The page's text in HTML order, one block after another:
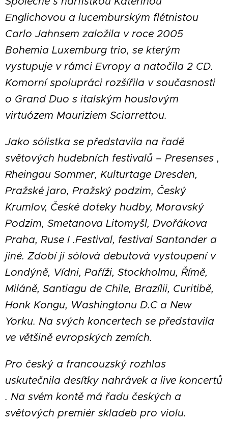
Englichovou a lucemburským flétnistou
Carlo Jahnsem založila v roce 2005
Bohemia Luxemburg trio, se kterým
vystupuje v rámci Evropy a natočila 2 CD.
Komorní spolupráci rozšířila v současnosti
o Grand Duo s italským houslovým
virtuózem Mauriziem Sciarrettou.
Jako sólistka se představila na řadě
světových hudebních festivalů – Presenses ,
Rheingau Sommer, Kulturtage Dresden,
Pražské jaro, Pražský podzim, Český
Krumlov, České doteky hudby, Moravský
Podzim, Smetanova Litomyšl, Dvořákova
Praha, Ruse I .Festival, festival Santander a
jiné. Zdobí ji sólová debutová vystoupení v
Londýně, Vídni, Paříži, Stockholmu, Římě,
Miláně, Santiagu de Chile, Brazílii, Curitibě,
Honk Kongu, Washingtonu D.C a New
Yorku. Na svých koncertech se představila
ve většině evropských zemích.
Pro český a francouzský rozhlas
uskutečnila desítky nahrávek a live koncertů
. Na svém kontě má řadu českých a
světových premiér skladeb pro violu.